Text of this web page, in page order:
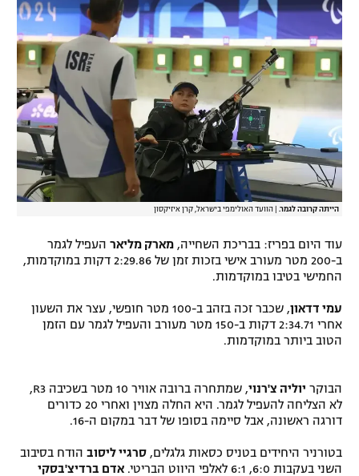
לוח דרושים – ג'ובנט
תגיות
הייתה קרובה לגמר. הוועד האולימפי בישראל, קרן איזיקסון
עוד היום בפריז: בבריכת השחייה, מארק מליאר העפיל לגמר
ב-200 מטר מעורב אישי בזכות זמן של 2:29.86 דקות במוקדמות,
החמישי בטיבו במוקדמות.
עמי דדאון
, שכבר זכה בזהב ב-100 מטר חופשי, עצר את השעון
אחרי 2:34.71 דקות ב-150 מטר מעורב והעפיל לגמר עם הזמן
הטוב ביותר במוקדמות.
הבוקר יוליה צ'רנוי
, שמתחרה ברובה אוויר 10 מטר בשכיבה R3,
לא הצליחה להעפיל לגמר. היא החלה מצוין ואחרי 20 כדורים
דורגה ראשונה, אבל סיימה בסופו של דבר במקום ה-16.
בטורניר היחידים בטניס כסאות גלגלים, סרגיי ליסוב הודח בסיבוב
השני בעקבות 6:0, 6:1 לאלפי היווט הבריטי.
אדם ברדיצ'בסקי